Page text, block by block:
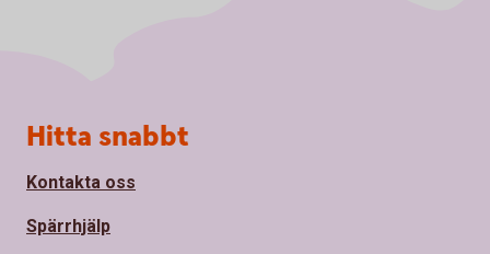
Sidfot
Hitta snabbt
Kontakta oss
Spärrhjälp